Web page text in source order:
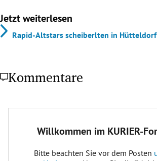
Jetzt weiterlesen
Rapid-Altstars scheiberlten in Hütteldorf
Kommentare